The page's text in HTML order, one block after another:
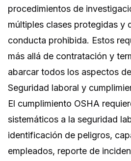
procedimientos de
múltiples clases protegidas y
conducta prohibida. Estos
más allá de contratación y
abarcar todos los aspectos
Seguridad laboral y
El cumplimiento OSHA
sistemáticos a la seguridad
identificación de peligros,
empleados, reporte de